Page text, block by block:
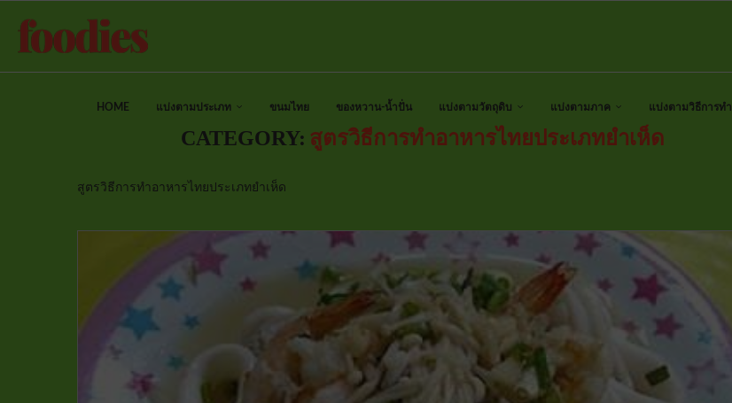
HOME แบ่งตามประเภท ขนมไทย ของหวาน-น้ำปั่น แบ่งตามวัตถุดิบ แบ่งตามภาค แบ่งตามวิธีการทำ
CATEGORY: สูตรวิธีการทำอาหารไทยประเภทยำเห็ด
สูตรวิธีการทำอาหารไทยประเภทยำเห็ด